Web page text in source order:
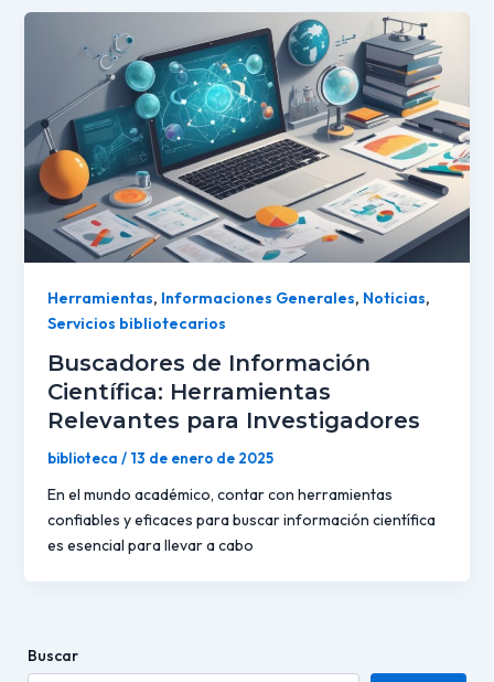
Herramientas, Informaciones Generales, Noticias,
Servicios bibliotecarios
Buscadores de Información
Científica: Herramientas
Relevantes para Investigadores
biblioteca / 13 de enero de 2025
En el mundo académico, contar con herramientas
confiables y eficaces para buscar información científica
es esencial para llevar a cabo
Buscar